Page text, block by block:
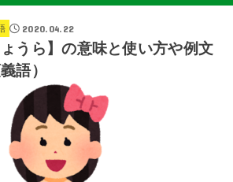
2020.04.22
うら】の意味と使い方や例文
語）